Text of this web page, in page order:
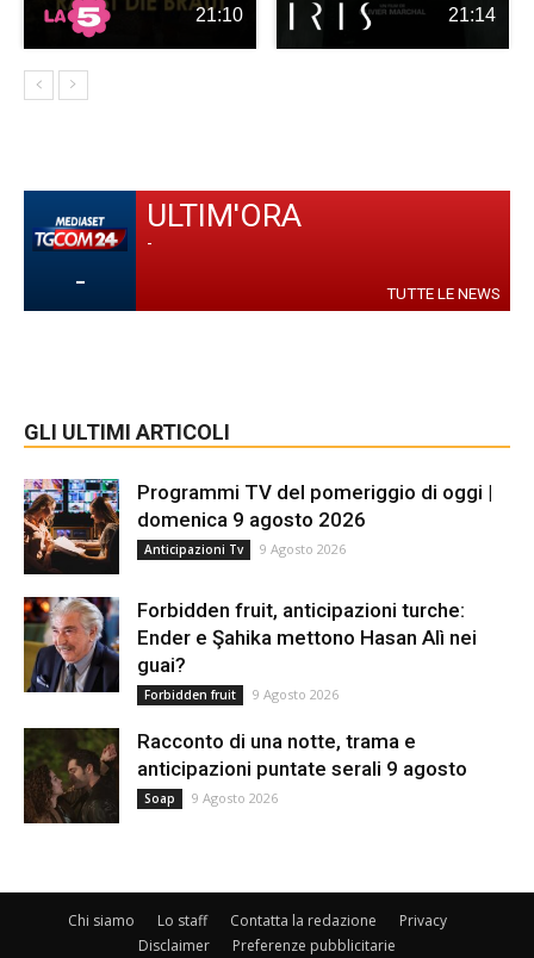
21:10 21:14
-
ULTIM'ORA
-
TUTTE LE NEWS
GLI ULTIMI ARTICOLI
Programmi TV del pomeriggio di oggi |
domenica 9 agosto 2026
Anticipazioni Tv 9 Agosto 2026
Forbidden fruit, anticipazioni turche:
Ender e Şahika mettono Hasan Alì nei
guai?
Forbidden fruit 9 Agosto 2026
Racconto di una notte, trama e
anticipazioni puntate serali 9 agosto
Soap 9 Agosto 2026
Chi siamo Lo staff Contatta la redazione
Privacy
Disclaimer
Preferenze pubblicitarie